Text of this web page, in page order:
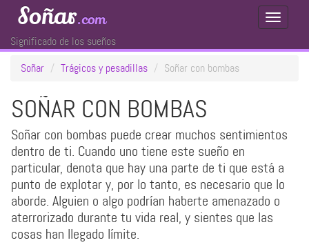
Toggle
Soñar.com
Significado de los sueños
Soñar
Trágicos y pesadillas Soñar con bombas
SOÑAR CON BOMBAS
Soñar con bombas puede crear muchos sentimientos
dentro de ti. Cuando uno tiene este sueño en
particular, denota que hay una parte de ti que está a
punto de explotar y, por lo tanto, es necesario que lo
aborde. Alguien o algo podrían haberte amenazado o
aterrorizado durante tu vida real, y sientes que las
cosas han llegado límite.